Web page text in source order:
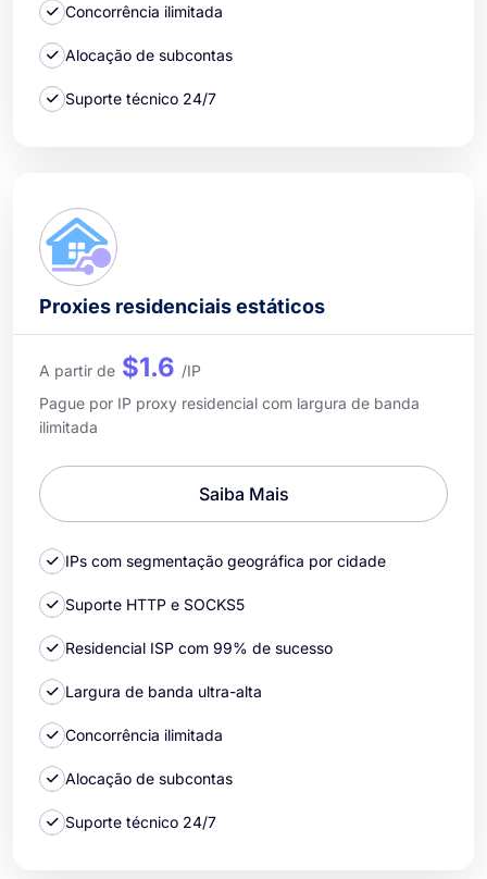
Concorrência ilimitada
Alocação de subcontas
Suporte técnico 24/7
Proxies residenciais estáticos
A partir de $1.6 /IP
Pague por IP proxy residencial com largura de banda
ilimitada
Saiba Mais
IPs com segmentação geográfica por cidade
Suporte HTTP e SOCKS5
Residencial ISP com 99% de sucesso
Largura de banda ultra-alta
Concorrência ilimitada
Alocação de subcontas
Suporte técnico 24/7